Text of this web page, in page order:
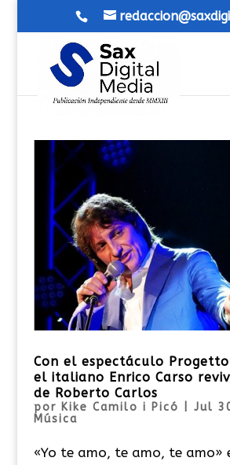
Con el espectáculo Progetto
el italiano Enrico Carso
de Roberto Carlos
por Kike Camilo i Picó Jul
Música
«Yo te amo, te amo, te amo»